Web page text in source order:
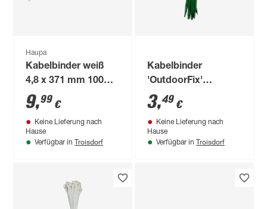
Haupa
Kabelbinder weiß
4,8 x 371 mm 100
Stück
9,99 €
Keine Lieferung nach
Hause
Verfügbar in Troisdorf
Kabelbinder
'OutdoorFix'
laubgrün 150 x 3,6
mm 50 Stück
3,49 €
Keine Lieferung nach
Hause
Verfügbar in Troisdorf